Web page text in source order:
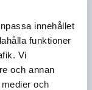
innehållet
funktioner
Vi
och annan
och
få en
du